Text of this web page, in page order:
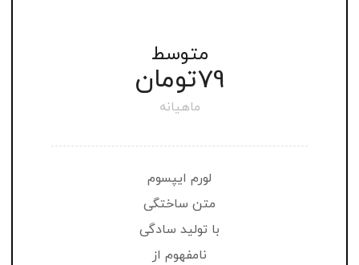
متوسط
79تومان
ماهیانه
لورم ایپسوم
متن ساختگی
با تولید سادگی
نامفهوم از